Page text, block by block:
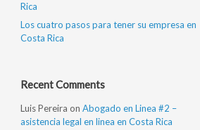
Rica
Los cuatro pasos para tener su empresa en
Costa Rica
Recent Comments
Luis Pereira onAbogado en Linea #2 –
asistencia legal en linea en Costa Rica